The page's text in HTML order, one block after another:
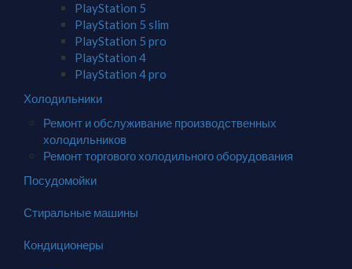
PlayStation 5
PlayStation 5 slim
PlayStation 5 pro
PlayStation 4
PlayStation 4 pro
Холодильники
Ремонт и обслуживание производственных
холодильников
Ремонт торгового холодильного оборудования
Посудомойки
Стиральные машины
Кондиционеры